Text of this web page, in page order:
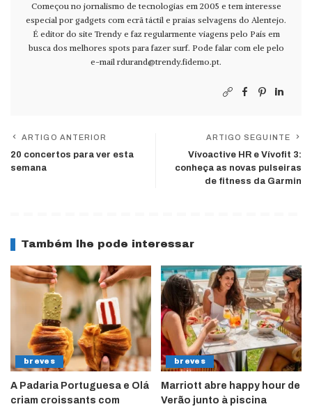
Começou no jornalismo de tecnologias em 2005 e tem interesse
especial por gadgets com ecrã táctil e praias selvagens do Alentejo.
É editor do site Trendy e faz regularmente viagens pelo País em
busca dos melhores spots para fazer surf. Pode falar com ele pelo
e-mail rdurand@trendy.fidemo.pt.
ARTIGO ANTERIOR
20 concertos para ver esta
semana
ARTIGO SEGUINTE
Vívoactive HR e Vívofit 3:
conheça as novas pulseiras
de fitness da Garmin
Também lhe pode interessar
breves
A Padaria Portuguesa e Olá
criam croissants com
breves
Marriott abre happy hour de
Verão junto à piscina